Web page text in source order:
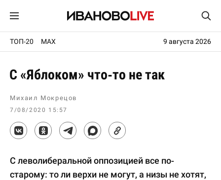
ТОП-20 MAX 9 августа 2026
С «Яблоком» что-то не так
Михаил Мокрецов
7/08/2020 15:57
С леволиберальной оппозицией все по-
старому: то ли верхи не могут, а низы не хотят,